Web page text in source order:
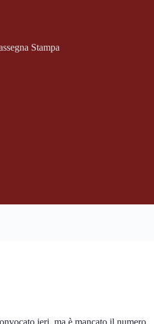
Stampa
ieri, ma è mancato il numero